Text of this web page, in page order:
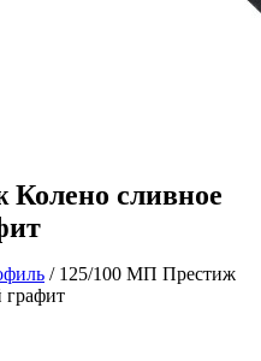
сливное
/ 125/100 МП Престиж
графит